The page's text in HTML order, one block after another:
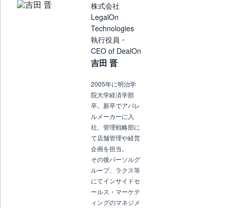
株式会社
LegalOn
Technologies
執行役員・
CEO of DealOn
吉田 晋
2005年に明治学
院大学経済学部
卒。新卒でアパレ
ルメーカーに入
社。管理戦略部に
て店舗管理や経営
企画を担当。
その後パーソルグ
ループ、ラクス等
にてインサイドセ
ールス・マーケテ
ィングのマネジメ